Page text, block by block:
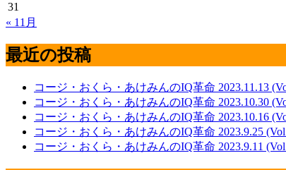
31
« 11月
最近の投稿
コージ・おくら・あけみんのIQ革命 2023.11.13
コージ・おくら・あけみんのIQ革命 2023.10.30
コージ・おくら・あけみんのIQ革命 2023.10.16
コージ・おくら・あけみんのIQ革命 2023.9.25
コージ・おくら・あけみんのIQ革命 2023.9.11